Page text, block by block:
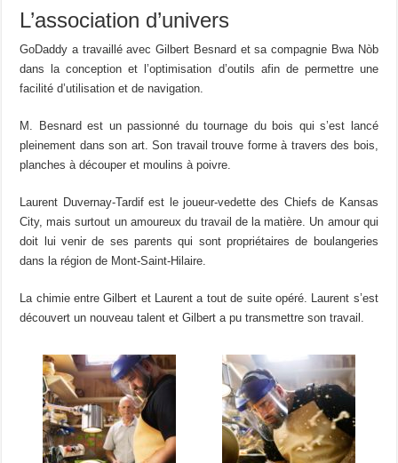
L’association d’univers
GoDaddy a travaillé avec Gilbert Besnard et sa compagnie Bwa Nòb
dans la conception et l’optimisation d’outils afin de permettre une
facilité d’utilisation et de navigation.
M. Besnard est un passionné du tournage du bois qui s’est lancé
pleinement dans son art. Son travail trouve forme à travers des bois,
planches à découper et moulins à poivre.
Laurent Duvernay-Tardif est le joueur-vedette des Chiefs de Kansas
City, mais surtout un amoureux du travail de la matière. Un amour qui
doit lui venir de ses parents qui sont propriétaires de boulangeries
dans la région de Mont-Saint-Hilaire.
La chimie entre Gilbert et Laurent a tout de suite opéré. Laurent s’est
découvert un nouveau talent et Gilbert a pu transmettre son travail.